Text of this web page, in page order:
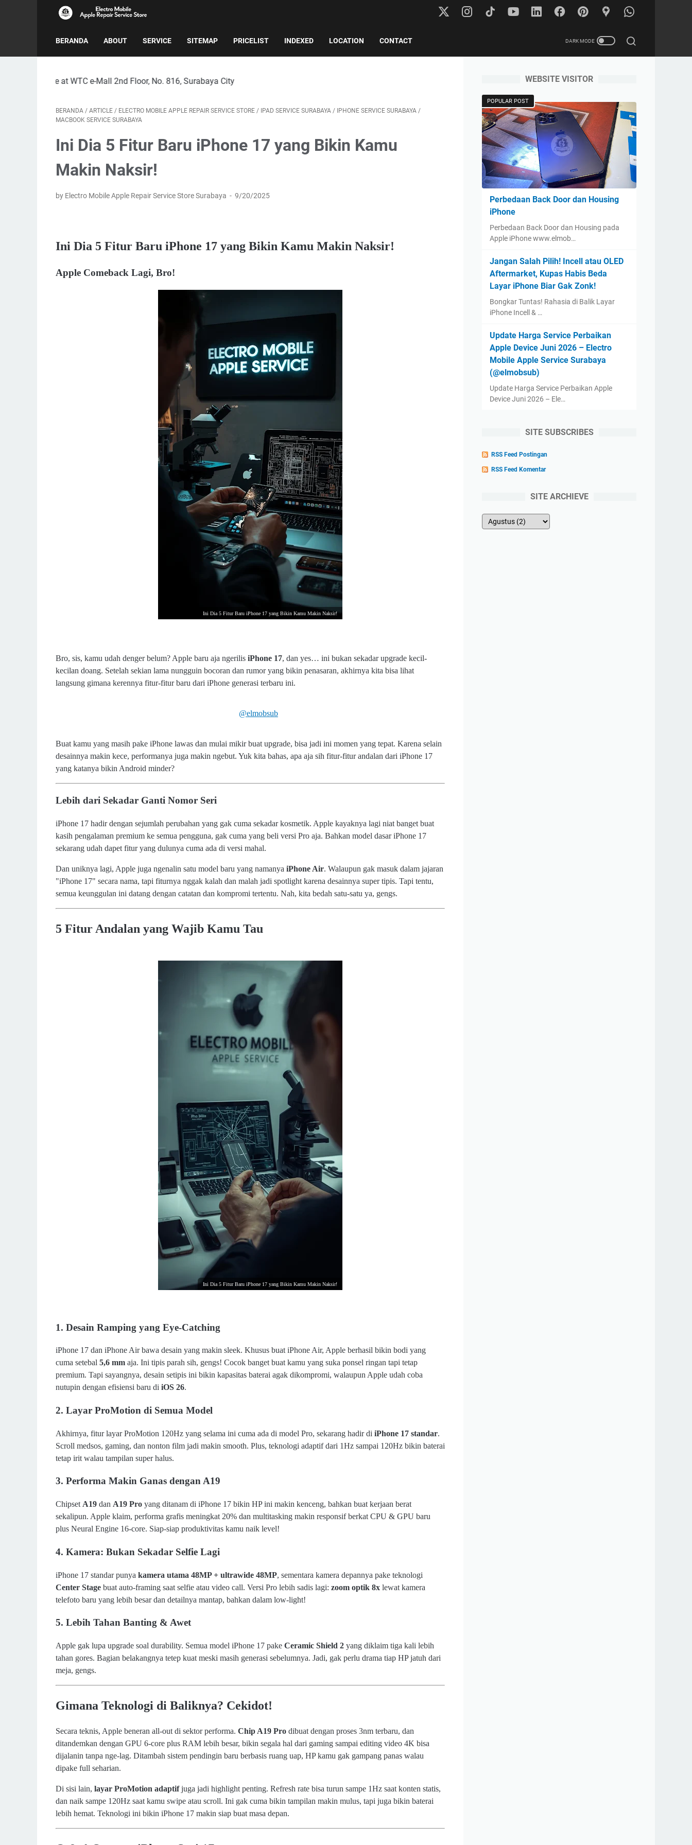
BERANDA ABOUT SERVICE SITEMAP PRICELIST INDEXED LOCATION CONTACT
WTC e-Mall 2nd Floor, No. 816, Surabaya City
BERANDA / ARTICLE / ELECTRO MOBILE APPLE REPAIR SERVICE STORE / IPAD SERVICE SURABAYA / IPHONE SERVICE SURABAYA /
MACBOOK SERVICE SURABAYA
Ini Dia 5 Fitur Baru iPhone 17 yang Bikin Kamu
Makin Naksir!
by Electro Mobile Apple Repair Service Store Surabaya 9/20/2025
Ini Dia 5 Fitur Baru iPhone 17 yang Bikin Kamu Makin Naksir!
Apple Comeback Lagi, Bro!
Ini Dia 5 Fitur Baru iPhone 17 yang Bikin Kamu Makin Naksir!
Bro, sis, kamu udah denger belum? Apple baru aja ngerilis iPhone 17, dan yes… ini bukan sekadar upgrade kecil-
kecilan doang. Setelah sekian lama nungguin bocoran dan rumor yang bikin penasaran, akhirnya kita bisa lihat
langsung gimana kerennya fitur-fitur baru dari iPhone generasi terbaru ini.
@elmobsub
Buat kamu yang masih pake iPhone lawas dan mulai mikir buat upgrade, bisa jadi ini momen yang tepat. Karena selain
desainnya makin kece, performanya juga makin ngebut. Yuk kita bahas, apa aja sih fitur-fitur andalan dari iPhone 17
yang katanya bikin Android minder?
Lebih dari Sekadar Ganti Nomor Seri
iPhone 17 hadir dengan sejumlah perubahan yang gak cuma sekadar kosmetik. Apple kayaknya lagi niat banget buat
kasih pengalaman premium ke semua pengguna, gak cuma yang beli versi Pro aja. Bahkan model dasar iPhone 17
sekarang udah dapet fitur yang dulunya cuma ada di versi mahal.
Dan uniknya lagi, Apple juga ngenalin satu model baru yang namanya iPhone Air. Walaupun gak masuk dalam jajaran
"iPhone 17" secara nama, tapi fiturnya nggak kalah dan malah jadi spotlight karena desainnya super tipis. Tapi tentu,
semua keunggulan ini datang dengan catatan dan kompromi tertentu. Nah, kita bedah satu-satu ya, gengs.
5 Fitur Andalan yang Wajib Kamu Tau
Ini Dia 5 Fitur Baru iPhone 17 yang Bikin Kamu Makin Naksir!
1. Desain Ramping yang Eye-Catching
iPhone 17 dan iPhone Air bawa desain yang makin sleek. Khusus buat iPhone Air, Apple berhasil bikin bodi yang
cuma setebal 5,6 mm aja. Ini tipis parah sih, gengs! Cocok banget buat kamu yang suka ponsel ringan tapi tetap
premium. Tapi sayangnya, desain setipis ini bikin kapasitas baterai agak dikompromi, walaupun Apple udah coba
nutupin dengan efisiensi baru di iOS 26.
2. Layar ProMotion di Semua Model
Akhirnya, fitur layar ProMotion 120Hz yang selama ini cuma ada di model Pro, sekarang hadir di iPhone 17 standar.
Scroll medsos, gaming, dan nonton film jadi makin smooth. Plus, teknologi adaptif dari 1Hz sampai 120Hz bikin baterai
tetap irit walau tampilan super halus.
3. Performa Makin Ganas dengan A19
Chipset A19 dan A19 Pro yang ditanam di iPhone 17 bikin HP ini makin kenceng, bahkan buat kerjaan berat
sekalipun. Apple klaim, performa grafis meningkat 20% dan multitasking makin responsif berkat CPU & GPU baru
plus Neural Engine 16-core. Siap-siap produktivitas kamu naik level!
4. Kamera: Bukan Sekadar Selfie Lagi
iPhone 17 standar punya kamera utama 48MP + ultrawide 48MP, sementara kamera depannya pake teknologi
Center Stage buat auto-framing saat selfie atau video call. Versi Pro lebih sadis lagi: zoom optik 8x lewat kamera
telefoto baru yang lebih besar dan detailnya mantap, bahkan dalam low-light!
5. Lebih Tahan Banting & Awet
Apple gak lupa upgrade soal durability. Semua model iPhone 17 pake Ceramic Shield 2 yang diklaim tiga kali lebih
tahan gores. Bagian belakangnya tetep kuat meski masih generasi sebelumnya. Jadi, gak perlu drama tiap HP jatuh dari
meja, gengs.
Gimana Teknologi di Baliknya? Cekidot!
Secara teknis, Apple beneran all-out di sektor performa. Chip A19 Pro dibuat dengan proses 3nm terbaru, dan
ditandemkan dengan GPU 6-core plus RAM lebih besar, bikin segala hal dari gaming sampai editing video 4K bisa
dijalanin tanpa nge-lag. Ditambah sistem pendingin baru berbasis ruang uap, HP kamu gak gampang panas walau
dipake full seharian.
Di sisi lain, layar ProMotion adaptifjuga jadi highlight penting. Refresh rate bisa turun sampe 1Hz saat konten statis,
dan naik sampe 120Hz saat kamu swipe atau scroll. Ini gak cuma bikin tampilan makin mulus, tapi juga bikin baterai
lebih hemat. Teknologi ini bikin iPhone 17 makin siap buat masa depan.
WEBSITE VISITOR
POPULAR POST
Perbedaan Back Door dan Housing
iPhone
Perbedaan Back Door dan Housing pada
Apple iPhone www.elmob…
Jangan Salah Pilih! Incell atau OLED
Aftermarket, Kupas Habis Beda
Layar iPhone Biar Gak Zonk!
Bongkar Tuntas! Rahasia di Balik Layar
iPhone Incell & …
Update Harga Service Perbaikan
Apple Device Juni 2026 – Electro
Mobile Apple Service Surabaya
(@elmobsub)
Update Harga Service Perbaikan Apple
Device Juni 2026 – Ele…
SITE SUBSCRIBES
RSS Feed Postingan
RSS Feed Komentar
SITE ARCHIEVE